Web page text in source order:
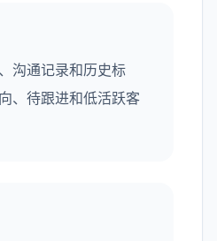
沟通记录和历史标
、待跟进和低活跃客